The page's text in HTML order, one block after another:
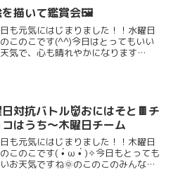
を描いて鑑賞会🖼️
も元気にはじまりました！！水曜日
このこです(^^)今日はとってもいい
気で、心も晴れやかになります
日対抗バトル👹おにはそと🍫チ
コはうち～木曜日チーム
も元気にはじまりました！！木曜日
このこです( •̀ ω •́ )✧今日もとっても
お天気ですね🌞のこのこのみんなは